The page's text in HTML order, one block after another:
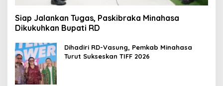
Siap Jalankan Tugas, Paskibraka Minahasa
Dikukuhkan Bupati RD
Dihadiri RD-Vasung, Pemkab Minahasa
Turut Sukseskan TIFF 2026